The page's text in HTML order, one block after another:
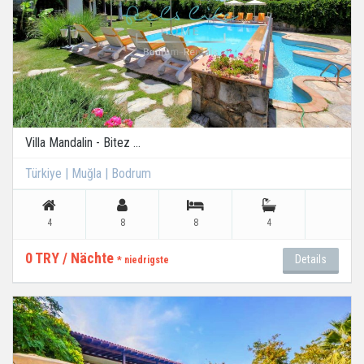
Villa Mandalin - Bitez ...
Türkiye | Muğla | Bodrum
4 8 8 4
0 TRY / Nächte * niedrigste Details